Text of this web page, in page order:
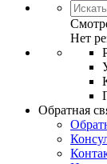
Нет
Обратная